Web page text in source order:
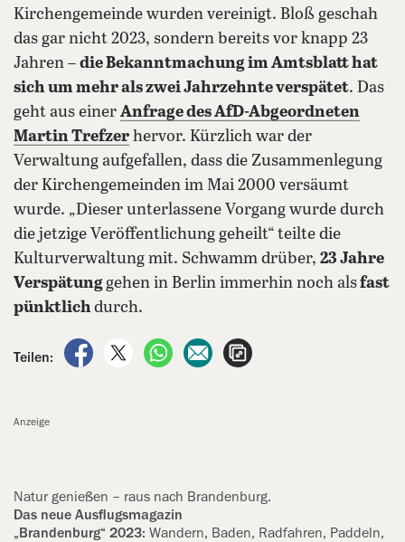
Kirchengemeinde wurden vereinigt. Bloß geschah
das gar nicht 2023, sondern bereits vor knapp 23
Jahren – die Bekanntmachung im Amtsblatt hat
sich um mehr als zwei Jahrzehnte verspätet. Das
geht aus einer Anfrage des AfD-Abgeordneten
Martin Trefzer hervor. Kürzlich war der
Verwaltung aufgefallen, dass die Zusammenlegung
der Kirchengemeinden im Mai 2000 versäumt
wurde. „Dieser unterlassene Vorgang wurde durch
die jetzige Veröffentlichung geheilt“ teilte die
Kulturverwaltung mit. Schwamm drüber, 23 Jahre
Verspätunggehen in Berlin immerhin noch alsfast
pünktlichdurch.
Teilen:
auf Facebook teilen
auf X teilenper WhatsApp teilen
per E-Mail teilen
Anzeige
Natur genießen – raus nach Brandenburg.
Das neue Ausflugsmagazin
„Brandenburg“ 2023: Wandern, Baden, Radfahren, Paddeln,